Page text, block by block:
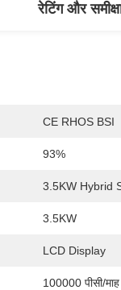
रेटिंग और
CE RHOS BSI
93%
3.5KW Hybrid
3.5KW
LCD Display
100000 पीसी/माह